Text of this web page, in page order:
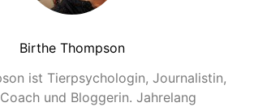
Birthe Thompson
ist Tierpsychologin, Journalistin,
und Bloggerin. Jahrelang